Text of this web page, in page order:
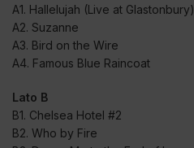
A1. Hallelujah (Live at Glastonbury)
A2. Suzanne
A3. Bird on the Wire
A4. Famous Blue Raincoat
Lato B
B1. Chelsea Hotel #2
B2. Who by Fire